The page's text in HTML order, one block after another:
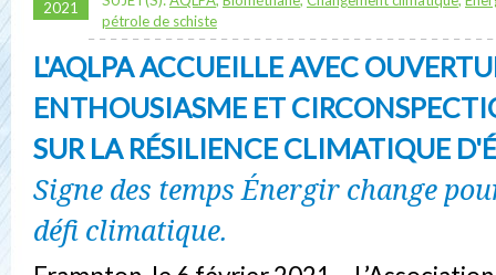
2021
pétrole de schiste
L'AQLPA ACCUEILLE AVEC
ENTHOUSIASME ET
SUR LA RÉSILIENCE CLIMATIQUE
Signe des temps Énergir change
défi climatique.